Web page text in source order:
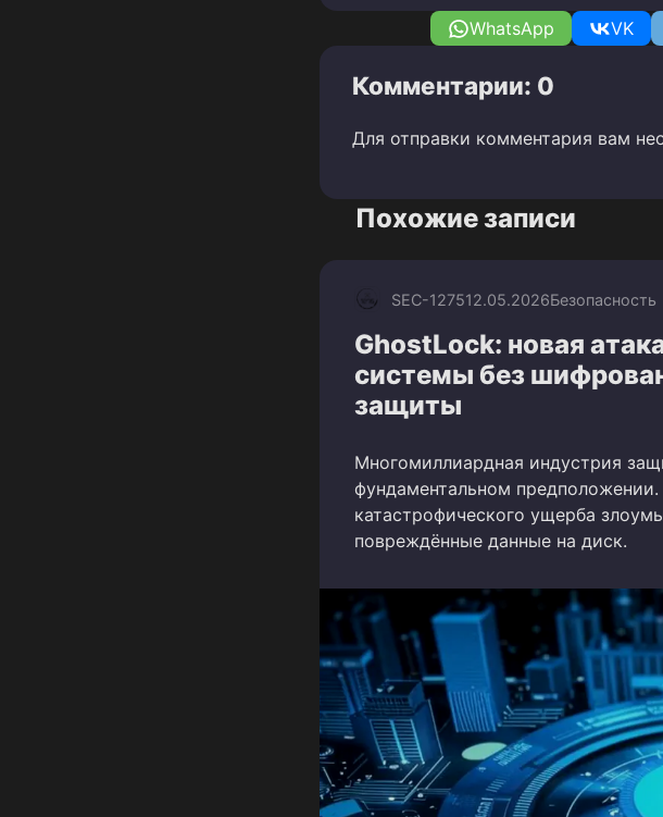
WhatsApp VK
Комментарии: 0
Для отправки комментария вам
Похожие записи
SEC-127512.05.2026Безопасность
GhostLock: новая
системы без
защиты
Многомиллиардная индустрия
фундаментальном предположении.
катастрофического ущерба
повреждённые данные на диск.